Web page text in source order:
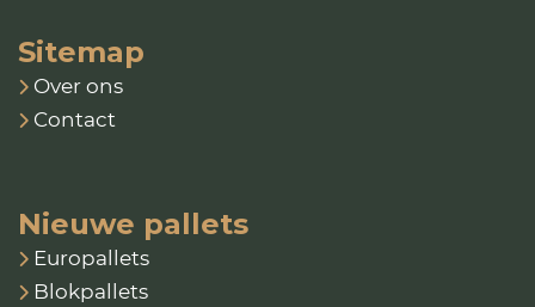
Sitemap
Over ons
Contact
Nieuwe pallets
Europallets
Blokpallets